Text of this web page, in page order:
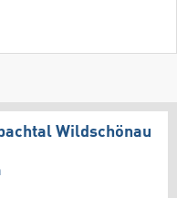
Wildschönau